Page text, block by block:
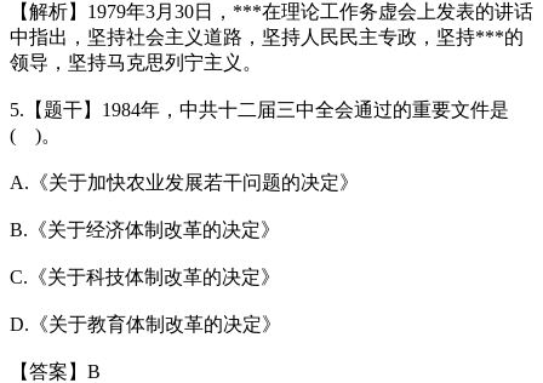
【解析】1979年3月30日，***在理论工作务虚会上发表的讲话
中指出，坚持社会主义道路，坚持人民民主专政，坚持***的
领导，坚持马克思列宁主义。
5.【题干】1984年，中共十二届三中全会通过的重要文件是
( )。
A.《关于加快农业发展若干问题的决定》
B.《关于经济体制改革的决定》
C.《关于科技体制改革的决定》
D.《关于教育体制改革的决定》
【答案】B